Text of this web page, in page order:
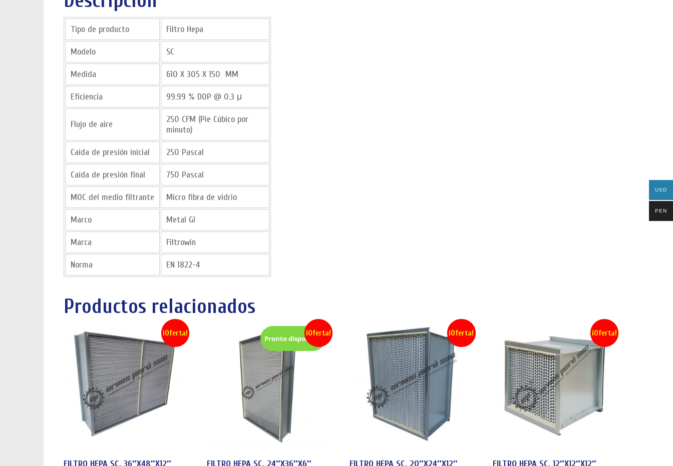
Tipo de producto Filtro Hepa
Modelo SC
Medida 610 X 305 X 150 MM
Eficiencia 99.99 % DOP @ 0.3 μ
Flujo de aire
250 CFM (Pie Cúbico por
minuto)
Caída de presión inicial 250 Pascal
Caída de presión final 750 Pascal
MOC del medio filtrante Micro fibra de vidrio
Marco Metal GI
Marca Filtrowin
Norma EN 1822-4
Productos relacionados
¡Oferta!
FILTRO HEPA SC, 36″X48″X12″
¡Oferta!
Pronto disponible
FILTRO HEPA SC, 24″X36″X6″
¡Oferta!
FILTRO HEPA SC, 20″X24″X12″
¡Oferta!
FILTRO HEPA SC, 12″X12″X12″
USD
PEN